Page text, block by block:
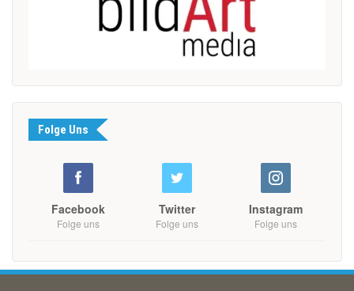
Folge Uns
Facebook
Folge uns
Twitter
Folge uns
Instagram
Folge uns